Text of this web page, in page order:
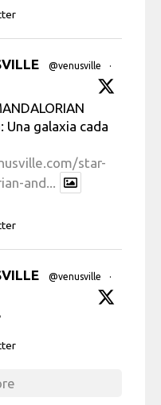
@venusville
·
Una galaxia cada
star-
and...
@venusville
·